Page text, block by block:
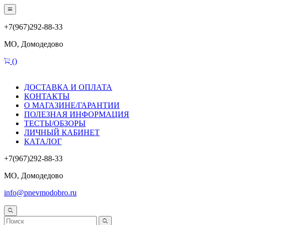
+7(967)292-88-33
МО, Домодедово
()
ДОСТАВКА И ОПЛАТА
КОНТАКТЫ
О МАГАЗИНЕ/ГАРАНТИИ
ПОЛЕЗНАЯ ИНФОРМАЦИЯ
ТЕСТЫ/ОБЗОРЫ
ЛИЧНЫЙ КАБИНЕТ
КАТАЛОГ
+7(967)292-88-33
МО, Домодедово
info@pnevmodobro.ru